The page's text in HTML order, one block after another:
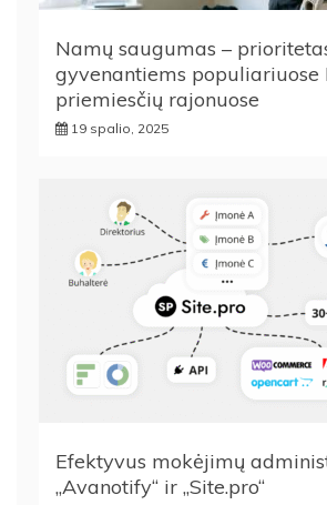
Namų saugumas –
gyvenantiems populiariuose
priemiesčių rajonuose
19 spalio, 2025
Efektyvus mokėjimų
„Avanotify“ ir „Site.pro“